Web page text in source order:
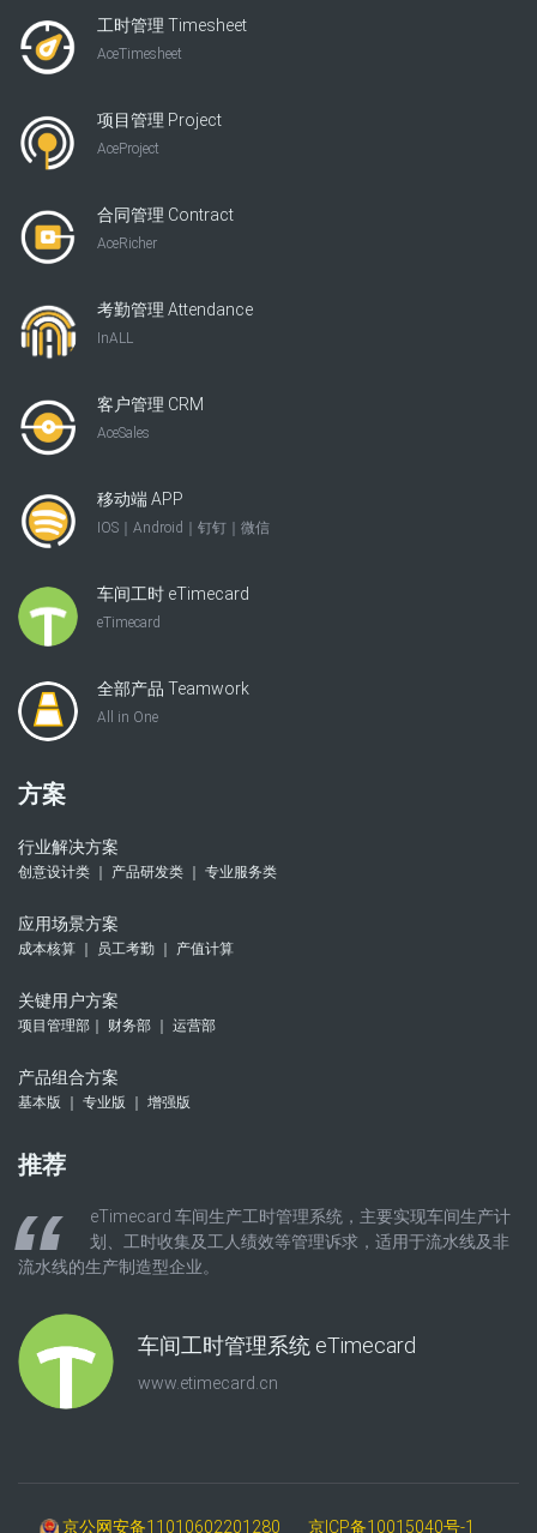
工时管理 Timesheet
AceTimesheet
项目管理 Project
AceProject
合同管理 Contract
AceRicher
考勤管理 Attendance
InALL
客户管理 CRM
AceSales
移动端 APP
IOS｜Android｜钉钉｜微信
车间工时 eTimecard
eTimecard
全部产品 Teamwork
All in One
方案
行业解决方案
创意设计类 ｜ 产品研发类 ｜ 专业服务类
应用场景方案
成本核算 ｜ 员工考勤 ｜ 产值计算
关键用户方案
项目管理部｜ 财务部 ｜ 运营部
产品组合方案
基本版 ｜ 专业版 ｜ 增强版
推荐
eTimecard 车间生产工时管理系统，主要实现车间生产计
划、工时收集及工人绩效等管理诉求，适用于流水线及非
流水线的生产制造型企业。
车间工时管理系统 eTimecard
www.etimecard.cn
京公网安备11010602201280 京ICP备10015040号-1